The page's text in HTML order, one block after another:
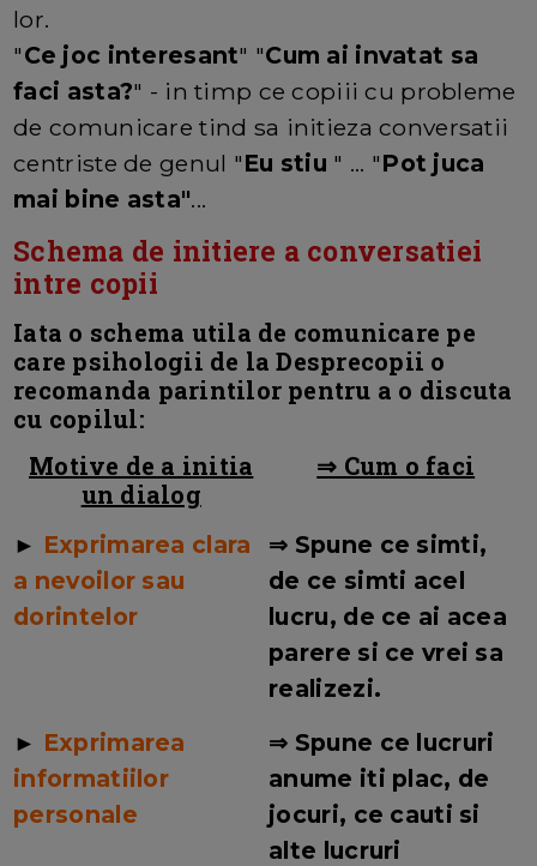
lor.
"Ce joc interesant" "Cum ai invatat sa
faci asta?" - in timp ce copiii cu probleme
de comunicare tind sa initieza conversatii
centriste de genul "Eu stiu " ... "Pot juca
mai bine asta"...
Schema de initiere a conversatiei
intre copii
Iata o schema utila de comunicare pe
care psihologii de la Desprecopii o
recomanda parintilor pentru a o discuta
cu copilul:
Motive de a initia
un dialog
⇒ Cum o faci
► Exprimarea clara
a nevoilor sau
dorintelor
⇒ Spune ce simti,
de ce simti acel
lucru, de ce ai acea
parere si ce vrei sa
realizezi.
► Exprimarea
informatiilor
personale
⇒ Spune ce lucruri
anume iti plac, de
jocuri, ce cauti si
alte lucruri